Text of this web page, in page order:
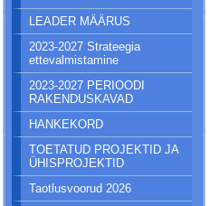
LEADER MÄÄRUS
2023-2027 Strateegia
ettevalmistamine
2023-2027 PERIOODI
RAKENDUSKAVAD
HANKEKORD
TOETATUD PROJEKTID JA
ÜHISPROJEKTID
Taotlusvoorud 2026